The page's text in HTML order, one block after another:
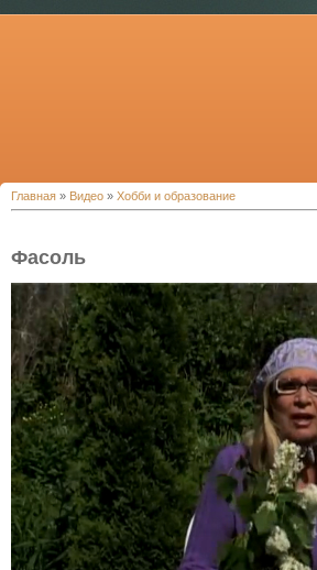
Главная » Видео » Хобби и образование
Фасоль